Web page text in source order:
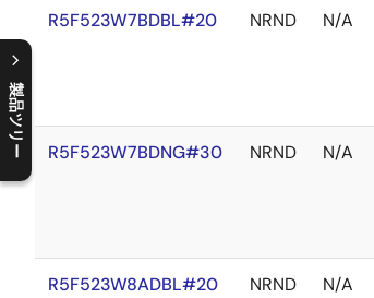
製品ツリー
C
l
o
s
e
p
r
o
d
u
c
t
t
r
e
e
m
e
n
O
p
e
n
p
r
o
d
u
c
t
t
r
e
e
m
e
n
R5F523W7BDBL#20 NRND N/A
R5F523W7BDNG#30 NRND N/A
R5F523W8ADBL#20 NRND N/A